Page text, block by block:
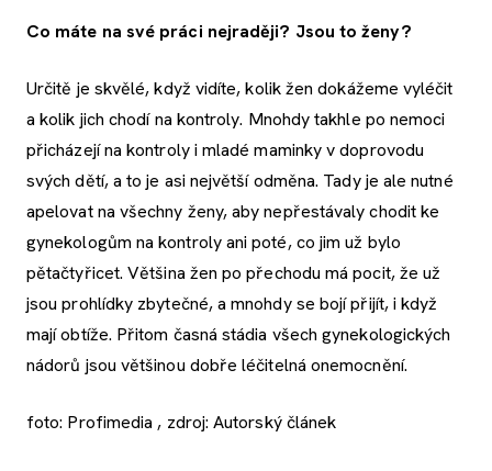
Co máte na své práci nejraději? Jsou to ženy?
Určitě je skvělé, když vidíte, kolik žen dokážeme vyléčit
a kolik jich chodí na kontroly. Mnohdy takhle po nemoci
přicházejí na kontroly i mladé maminky v doprovodu
svých dětí, a to je asi největší odměna. Tady je ale nutné
apelovat na všechny ženy, aby nepřestávaly chodit ke
gynekologům na kontroly ani poté, co jim už bylo
pětačtyřicet. Většina žen po přechodu má pocit, že už
jsou prohlídky zbytečné, a mnohdy se bojí přijít, i když
mají obtíže. Přitom časná stádia všech gynekologických
nádorů jsou většinou dobře léčitelná onemocnění.
foto: Profimedia , zdroj: Autorský článek